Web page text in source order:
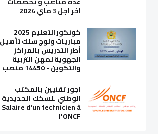
اخر اجل 3 ماي 2024
كونكور التعليم 2025
مباريات ولوج سلك تأهيل
أطر التدريس بالمراكز
الجهوية لمهن التربية
والتكوين - 14450 منصب
اجور تقنيين بالمكتب
الوطني للسكك الحديدية
Salaire d'un technicien à
l'ONCF